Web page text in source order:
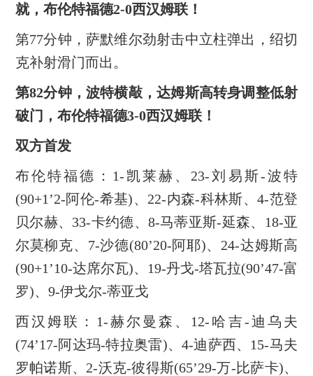
就，布伦特福德2-0西汉姆联！
第77分钟，萨默维尔劲射击中立柱弹出，绍切
克补射滑门而出。
第82分钟，波特横敲，达姆斯高转身调整低射
破门，布伦特福德3-0西汉姆联！
双方首发
布伦特福德：1-凯莱赫、23-刘易斯-波特
(90+1’2-阿伦-希基)、22-内森-科林斯、4-范登
贝尔赫、33-卡约德、8-马蒂亚斯-延森、18-亚
尔莫柳克、7-沙德(80’20-阿耶)、24-达姆斯高
(90+1’10-达席尔瓦)、19-丹戈-塔瓦拉(90’47-富
罗)、9-伊戈尔-蒂亚戈
西汉姆联：1-赫尔曼森、12-哈吉-迪乌夫
(74’17-阿达玛-特拉奥雷)、4-迪萨西、15-马夫
罗帕诺斯、2-沃克-彼得斯(65’29-万-比萨卡)、